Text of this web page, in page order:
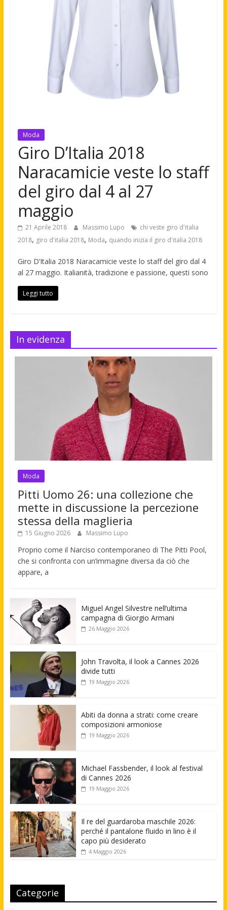
Moda
Giro D’Italia 2018
Naracamicie veste lo staff
del giro dal 4 al 27
maggio
21 Aprile 2018 Massimo Lupo
chi veste giro d'italia
2018, giro d'italia 2018, Moda, quando inizia il giro d'italia 2018
Giro D’Italia 2018 Naracamicie veste lo staff del giro dal 4
al 27 maggio. Italianità, tradizione e passione, questi sono
Leggi tutto
In evidenza
Moda
Pitti Uomo 26: una collezione che
mette in discussione la percezione
stessa della maglieria
15 Giugno 2026 Massimo Lupo
Proprio come il Narciso contemporaneo di The Pitti Pool,
che si confronta con un’immagine diversa da ciò che
appare, a
Miguel Angel Silvestre nell’ultima
campagna di Giorgio Armani
26 Maggio 2026
John Travolta, il look a Cannes 2026
divide tutti
19 Maggio 2026
Abiti da donna a strati: come creare
composizioni armoniose
19 Maggio 2026
Michael Fassbender, il look al festival
di Cannes 2026
19 Maggio 2026
Il re del guardaroba maschile 2026:
perché il pantalone fluido in lino è il
capo più desiderato
4 Maggio 2026
Categorie